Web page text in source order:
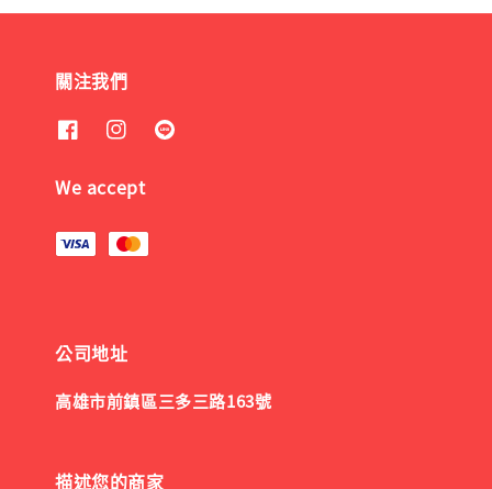
關注我們
We accept
公司地址
高雄市前鎮區三多三路163號
描述您的商家